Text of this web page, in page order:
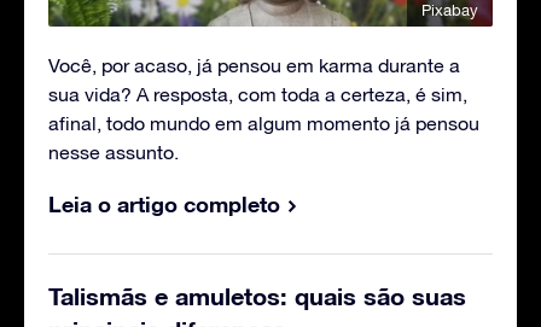
Pixabay
Você, por acaso, já pensou em karma durante a
sua vida? A resposta, com toda a certeza, é sim,
afinal, todo mundo em algum momento já pensou
nesse assunto.
Leia o artigo completo
Talismãs e amuletos: quais são suas